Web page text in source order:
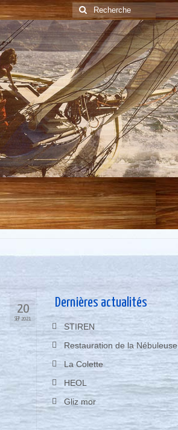
Rechercher
:
20
SEP 2021
Dernières actualités
STIREN
Restauration de la Nébuleuse
La Colette
HEOL
Gliz mor